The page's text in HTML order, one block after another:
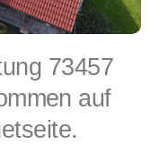
73457
auf